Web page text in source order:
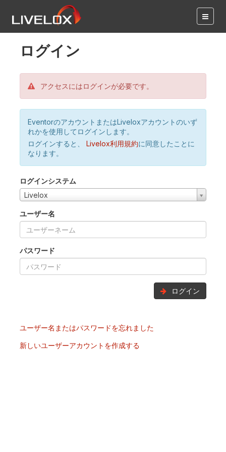
ログイン
アクセスにはログインが必要です。
EventorのアカウントまたはLiveloxアカウントのいず
れかを使用してログインします。
ログインすると、
Livelox利用規約に同意したことに
なります。
ログインシステム
Livelox
ユーザー名
パスワード
ログイン
ユーザー名またはパスワードを忘れました
新しいユーザーアカウントを作成する